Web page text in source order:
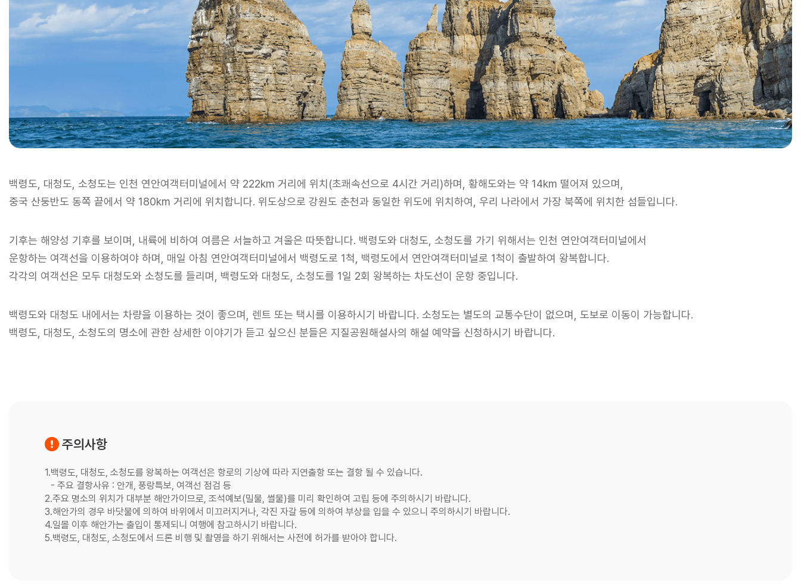
백령도, 대청도, 소청도는 인천 연안여객터미널에서 약 222km 거리에 위치(초쾌속선으로 4시간 거리)하며, 황해도와는 약 14km 떨어져 있으며,
중국 산둥반도 동쪽 끝에서 약 180km 거리에 위치합니다. 위도상으로 강원도 춘천과 동일한 위도에 위치하여, 우리 나라에서 가장 북쪽에 위치한 섬들입니다.
기후는 해양성 기후를 보이며, 내륙에 비하여 여름은 서늘하고 겨울은 따뜻합니다. 백령도와 대청도, 소청도를 가기 위해서는 인천 연안여객터미널에서
운항하는 여객선을 이용하여야 하며,
매일 아침 연안여객터미널에서 백령도로 1척, 백령도에서 연안여객터미널로 1척이 출발하여 왕복합니다.
각각의 여객선은 모두 대청도와 소청도를 들리며, 백령도와 대청도, 소청도를 1일 2회 왕복하는 차도선이 운항 중입니다.
백령도와 대청도 내에서는 차량을 이용하는 것이 좋으며, 렌트 또는 택시를 이용하시기 바랍니다. 소청도는 별도의 교통수단이 없으며, 도보로 이동이 가능합니다.
백령도, 대청도, 소청도의 명소에 관한 상세한 이야기가 듣고 싶으신 분들은 지질공원해설사의 해설 예약을 신청하시기 바랍니다.
주의사항
1.백령도, 대청도, 소청도를 왕복하는 여객선은 항로의 기상에 따라 지연출항 또는 결항 될 수 있습니다.
- 주요 결항사유 : 안개, 풍랑특보, 여객선 점검 등
2.주요 명소의 위치가 대부분 해안가이므로, 조석예보(밀물, 썰물)를 미리 확인하여 고립 등에 주의하시기 바랍니다.
3.해안가의 경우 바닷물에 의하여 바위에서 미끄러지거나, 각진 자갈 등에 의하여 부상을 입을 수 있으니 주의하시기 바랍니다.
4.일몰 이후 해안가는 출입이 통제되니 여행에 참고하시기 바랍니다.
5.백령도, 대청도, 소청도에서 드론 비행 및 촬영을 하기 위해서는 사전에 허가를 받아야 합니다.